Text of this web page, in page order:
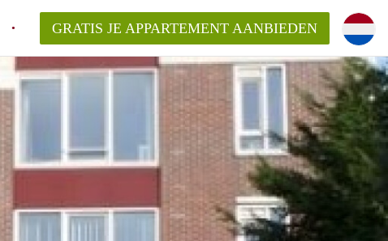
GRATIS JE APPARTEMENT AANBIEDEN